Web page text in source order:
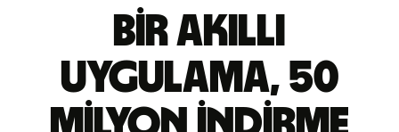
Bir akıllı
uygulama, 50